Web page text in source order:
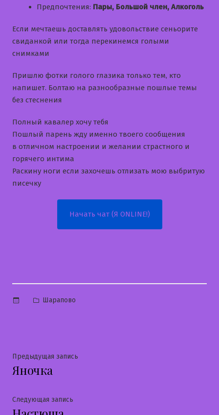
Предпочтения: Пары, Большой член, Алкоголь
Если мечтаешь доставлять удовольствие сеньорите
свиданкой или тогда перекинемся голыми
снимками
Пришлю фотки голого глазика только тем, кто
напишет. Болтаю на разнообразные пошлые темы
без стеснения
Полный кавалер хочу тебя
Пошлый парень жду именно твоего сообщения
в отличном настроении и желании страстного и
горячего интима
Раскину ноги если захочешь отлизать мою выбритую
писечку
Начать чат (Я ONLINE!)
Опубликовано
Шарапово
Навигация
по
записям
Предыдущая запись
Яночка
Следующая запись